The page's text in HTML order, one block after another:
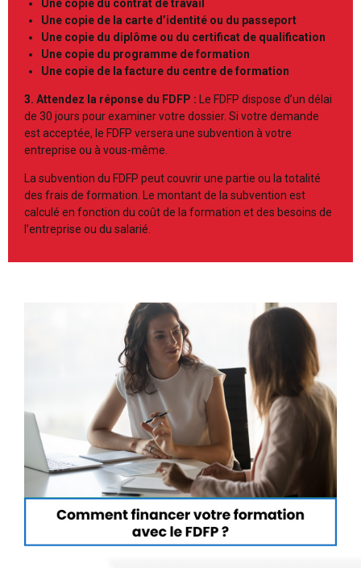
Une copie du contrat de travail
Une copie de la carte d’identité ou du passeport
Une copie du diplôme ou du certificat de qualification
Une copie du programme de formation
Une copie de la facture du centre de formation
3. Attendez la réponse du FDFP :
Le FDFP dispose d’un délai
de 30 jours pour examiner votre dossier. Si votre demande
est acceptée, le FDFP versera une subvention à votre
entreprise ou à vous-même.
La subvention du FDFP peut couvrir une partie ou la totalité
des frais de formation. Le montant de la subvention est
calculé en fonction du coût de la formation et des besoins de
l’entreprise ou du salarié.